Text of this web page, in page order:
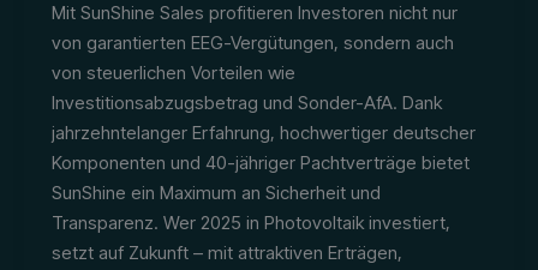
Mit SunShine Sales profitieren Investoren nicht nur
von garantierten EEG-Vergütungen, sondern auch
von steuerlichen Vorteilen wie
Investitionsabzugsbetrag und Sonder-AfA. Dank
jahrzehntelanger Erfahrung, hochwertiger deutscher
Komponenten und 40-jähriger Pachtverträge bietet
SunShine ein Maximum an Sicherheit und
Transparenz. Wer 2025 in Photovoltaik investiert,
setzt auf Zukunft – mit attraktiven Erträgen,